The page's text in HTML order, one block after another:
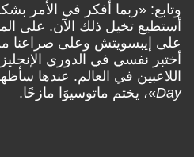
وتابع: «ربما أفكر في الأمر
أستطيع تخيل ذلك الآن. على
على إيبسويتش وعلى صراعنا
أختبر نفسي في الدوري
اللاعبين في العالم. عندها
Day»، يختم ماتوسيوَا مازحًا.